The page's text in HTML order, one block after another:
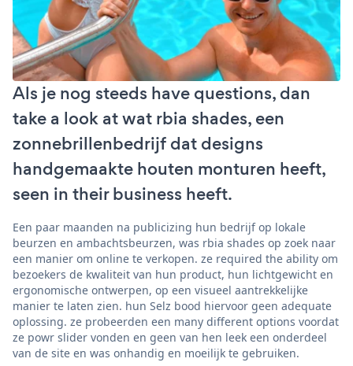
Als je nog steeds have questions, dan
take a look at wat rbia shades, een
zonnebrillenbedrijf dat designs
handgemaakte houten monturen heeft,
seen in their business heeft.
Een paar maanden na publicizing hun bedrijf op lokale
beurzen en ambachtsbeurzen, was rbia shades op zoek naar
een manier om online te verkopen. ze required the ability om
bezoekers de kwaliteit van hun product, hun lichtgewicht en
ergonomische ontwerpen, op een visueel aantrekkelijke
manier te laten zien. hun Selz bood hiervoor geen adequate
oplossing. ze probeerden een many different options voordat
ze powr slider vonden en geen van hen leek een onderdeel
van de site en was onhandig en moeilijk te gebruiken.